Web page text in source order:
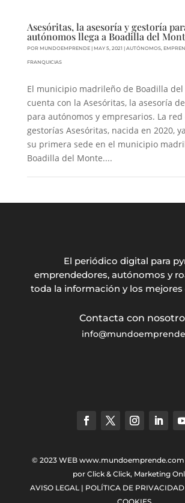
Asesóritas, la asesoría y gestoría
autónomos llega a Boadilla del
POR MUNDOEMPRENDE| MAY 5, 2021 | AUTÓNOMOS,
FRANQUICIAS
El municipio madrileño de Boadilla del
cuenta con la Asesóritas, la asesoría
para autónomos y empresarios. La red
gestorías Asesóritas, nacida en 2020,
su primera sede en el municipio
Boadilla del Monte....
El periódico digital para
emprendedores, autónomos y
toda la información y los
© 2023 WEBwww.mundoemprende.com
porClick & Click, Marketing
AVISO LEGAL | POLÍTICA DE PRIVACIDAD